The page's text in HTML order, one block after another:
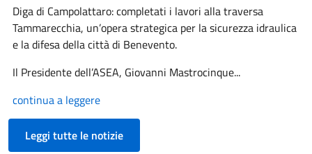
Diga di Campolattaro: completati i lavori alla traversa
Tammarecchia, un’opera strategica per la sicurezza idraulica
e la difesa della città di Benevento.
Il Presidente dell’ASEA, Giovanni Mastrocinque...
continua a leggere
Leggi tutte le notizie